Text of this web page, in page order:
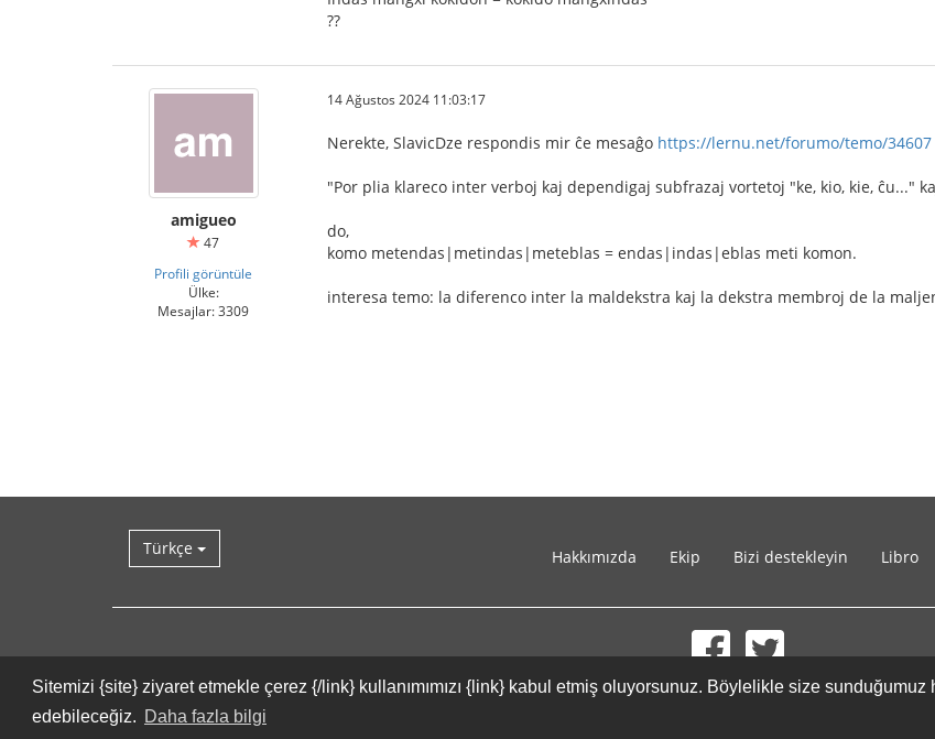
Sitemizi {site} ziyaret etmekle çerez {/link} kullanımımızı {link} kabul etmiş oluyorsunuz. Böylelikle size
edebileceğiz. Daha fazla bilgi
??
amigueo
47
Profili görüntüle
Ülke:
Mesajlar: 3309
14 Ağustos 2024 11:03:17
Nerekte, SlavicDze respondis mir ĉe mesaĝo https://lernu.net/forumo/temo/34607
"Por plia klareco inter verboj kaj dependigaj subfrazaj vortetoj "ke, kio, kie, ĉu..."
do,
komo metendas|metindas|meteblas = endas|indas|eblas meti komon.
interesa temo: la diferenco inter la maldekstra kaj la dekstra membroj de la
Türkçe Hakkımızda Ekip Bizi destekleyin Libro
© 2002-2026 lernu.net |Impressum